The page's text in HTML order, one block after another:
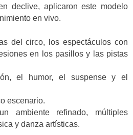
declive, aplicaron este modelo
en vivo.
del circo, los espectáculos con
en los pasillos y las pistas
el humor, el suspense y el
escenario.
ambiente refinado, múltiples
y danza artísticas.